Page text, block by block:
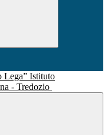
Istituto
- Tredozio